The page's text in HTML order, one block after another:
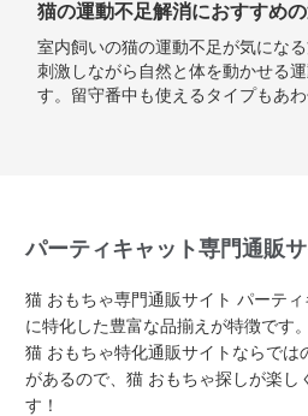
猫の運動不足解消におすすめ
室内飼いの猫の運動不足が気にな
刺激しながら自然と体を動かせる
す。留守番中も使えるタイプもあわ
パーティキャット専門通販
猫 おもちゃ専門通販サイト パーテ
に特化した豊富な品揃えが特徴です。
猫 おもちゃ特化通販サイトならでは
があるので、猫 おもちゃ探しが楽し
す！